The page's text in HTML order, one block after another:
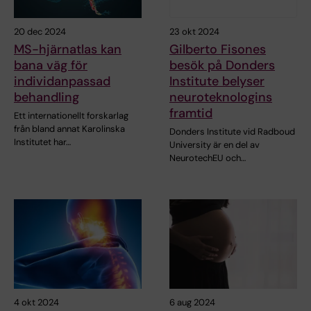
20 dec 2024
MS-hjärnatlas kan
bana väg för
individanpassad
behandling
Ett internationellt forskarlag
från bland annat Karolinska
Institutet har…
23 okt 2024
Gilberto Fisones
besök på Donders
Institute belyser
neuroteknologins
framtid
Donders Institute vid Radboud
University är en del av
NeurotechEU och…
4 okt 2024 6 aug 2024